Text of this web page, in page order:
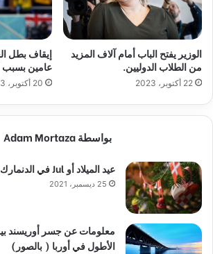
الوزير يفتح الباب أمام آلاف المزيد
من الطلاب الدوليين.
22 أكتوبر، 2023
إيقاف بطل
عامين
20 أكتوبر، 2023
بواسطة Adam Mortaza
عيد الميلاد أو Jul في الدنمارك
25 ديسمبر، 2021
معلومات عن جسر أوريسند
الأطول في أوربا ( بالصور)